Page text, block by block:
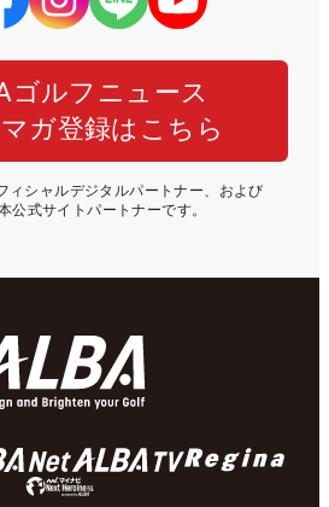
ゴルフニュース
ガ登録はこちら
ィシャルデジタルパートナー、および
公式サイトパートナーです。